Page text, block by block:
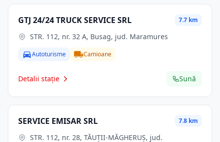
GTJ 24/24 TRUCK SERVICE SRL 7.7 km
STR. 112, nr. 32 A, Busag, jud. Maramures
Autoturisme Camioane
Detalii stație Sună
SERVICE EMISAR SRL 7.8 km